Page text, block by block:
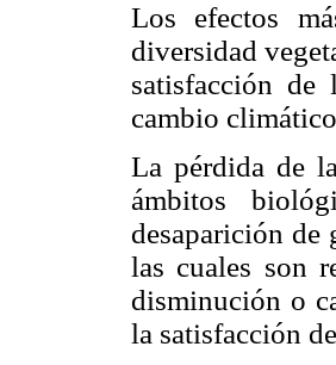
Los efectos
diversidad
satisfacción de
cambio
La pérdida de
ámbitos
desaparición de
las cuales son
disminución o
la satisfacción